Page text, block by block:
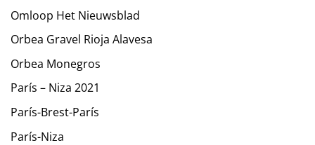
Omloop Het Nieuwsblad
Orbea Gravel Rioja Alavesa
Orbea Monegros
París – Niza 2021
París-Brest-París
París-Niza